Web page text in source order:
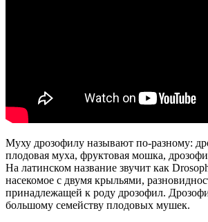
Муху дрозофилу называют по-разному:
плодовая муха, фруктовая мошка,
На латинском название звучит как
насекомое с двумя крыльями,
принадлежащей к роду дрозофил.
большому семейству плодовых мушек.